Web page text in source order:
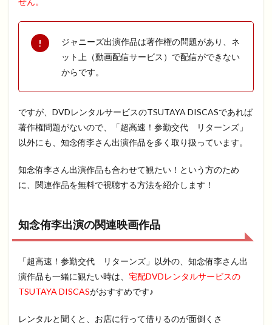
ジャニーズ出演作品は著作権の問題があり、ネ
ット上（動画配信サービス）で配信ができない
からです。
ですが、DVDレンタルサービスのTSUTAYA DISCASであれば
著作権問題がないので、「超高速！参勤交代 リターンズ」
以外にも、知念侑李さん出演作品を多く取り扱っています。
知念侑李さん出演作品も合わせて観たい！という方のため
に、関連作品を無料で視聴する方法を紹介します！
知念侑李出演の関連映画作品
「超高速！参勤交代 リターンズ」以外の、知念侑李さん出
演作品も一緒に観たい時は、 宅配DVDレンタルサービスの
TSUTAYA DISCASがおすすめです♪
レンタルと聞くと、お店に行って借りるのが面倒くさ